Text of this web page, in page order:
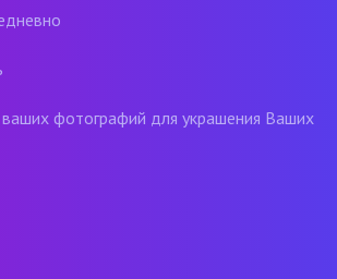
фотографий для украшения Ваших